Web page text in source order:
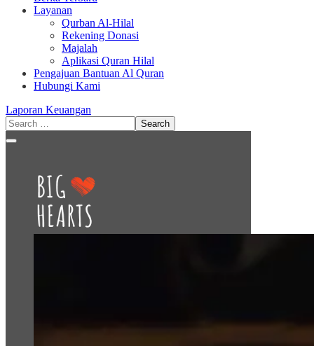
Layanan
Qurban Al-Hilal
Rekening Donasi
Majalah
Aplikasi Quran Hilal
Pengajuan Bantuan Al Quran
Hubungi Kami
Laporan Keuangan